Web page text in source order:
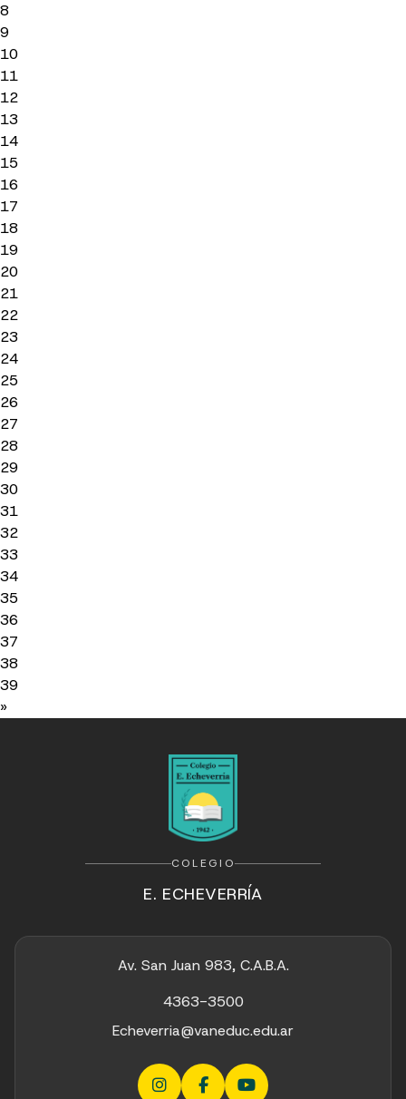
8
9
10
11
12
13
14
15
16
17
18
19
20
21
22
23
24
25
26
27
28
29
30
31
32
33
34
35
36
37
38
39
»
COLEGIO
E. ECHEVERRÍA
Av. San Juan 983, C.A.B.A.
4363-3500
Echeverria@vaneduc.edu.ar